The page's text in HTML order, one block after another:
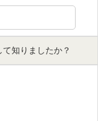
知りましたか？